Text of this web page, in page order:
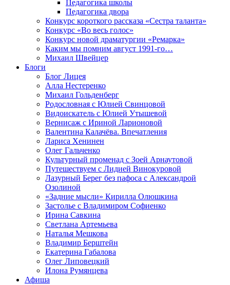
Педагогика школы
Педагогика двора
Конкурс короткого рассказа «Сестра таланта»
Конкурс «Во весь голос»
Конкурс новой драматургии «Ремарка»
Каким мы помним август 1991-го…
Михаил Швейцер
Блоги
Блог Лицея
Алла Нестеренко
Михаил Гольденберг
Родословная с Юлией Свинцовой
Видоискатель с Юлией Утышевой
Вернисаж с Ириной Ларионовой
Валентина Калачёва. Впечатления
Лариса Хенинен
Олег Гальченко
Культурный променад с Зоей Арнаутовой
Путешествуем с Лидией Винокуровой
Лазурный Берег без пафоса с Александрой
Озолиной
«Задние мысли» Кирилла Олюшкина
Застолье с Владимиром Софиенко
Ирина Савкина
Светлана Артемьева
Наталья Мешкова
Владимир Берштейн
Екатерина Габалова
Олег Липовецкий
Илона Румянцева
Афиша